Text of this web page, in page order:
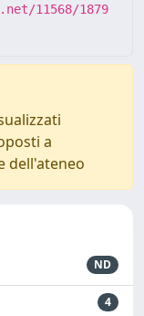
11568/1879
a
dell'ateneo
ND
4